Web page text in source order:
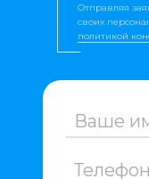
Отправляя
своих
политикой